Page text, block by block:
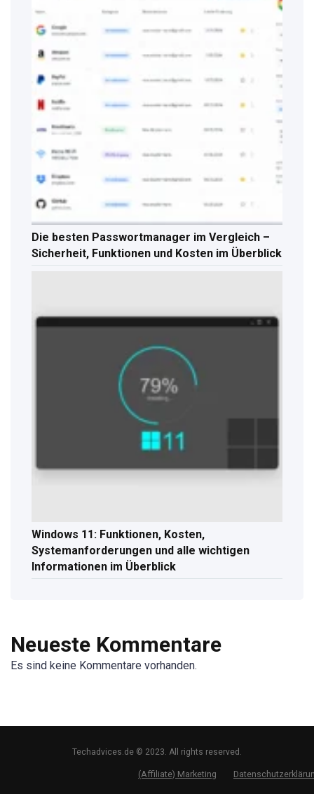
Die besten Passwortmanager im Vergleich –
Sicherheit, Funktionen und Kosten im Überblick
Windows 11: Funktionen, Kosten,
Systemanforderungen und alle wichtigen
Informationen im Überblick
Neueste Kommentare
Es sind keine Kommentare vorhanden.
Techadvices.de © 2023. All rights reserved.
(Affiliate) Marketing